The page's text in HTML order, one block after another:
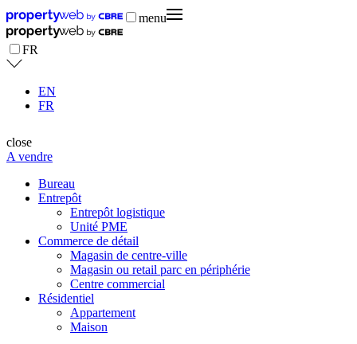
menu
FR
EN
FR
close
A vendre
Bureau
Entrepôt
Entrepôt logistique
Unité PME
Commerce de détail
Magasin de centre-ville
Magasin ou retail parc en périphérie
Centre commercial
Résidentiel
Appartement
Maison